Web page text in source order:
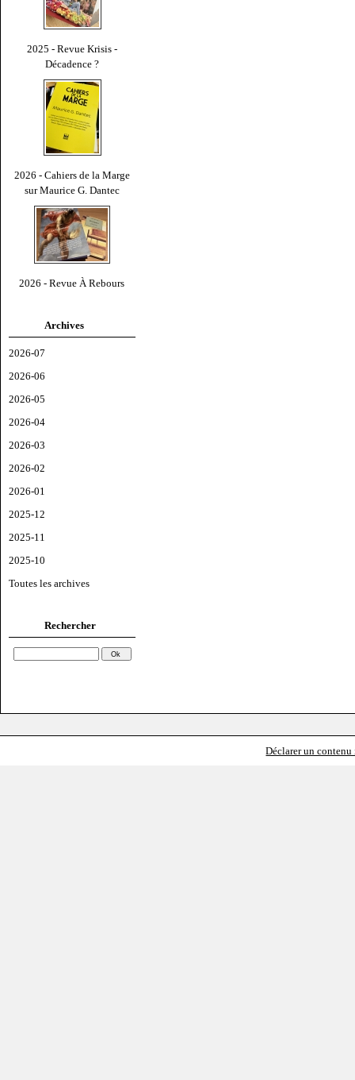
2025 - Revue Krisis -
Décadence ?
2026 - Cahiers de la Marge
sur Maurice G. Dantec
2026 - Revue À Rebours
Archives
2026-07
2026-06
2026-05
2026-04
2026-03
2026-02
2026-01
2025-12
2025-11
2025-10
Toutes les archives
Rechercher
Déclarer un